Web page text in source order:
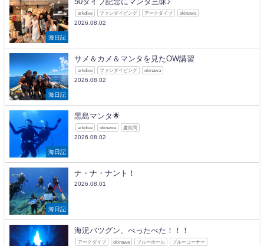
海日記
arkdive ファンダイビング アークダイブ okinawa
2026.08.02
海日記
サメ＆カメ＆マンタを見たOW講習
arkdive ファンダイビング okinawa
2026.08.02
海日記
黒島マンタ🌟
arkdive okinawa 慶良間
2026.08.02
海日記
ナ・ナ・ナント！
2026.08.01
海況バツグン、べったべた！！！
アークダイブ okinawa ブルーホール ブルーコーナー